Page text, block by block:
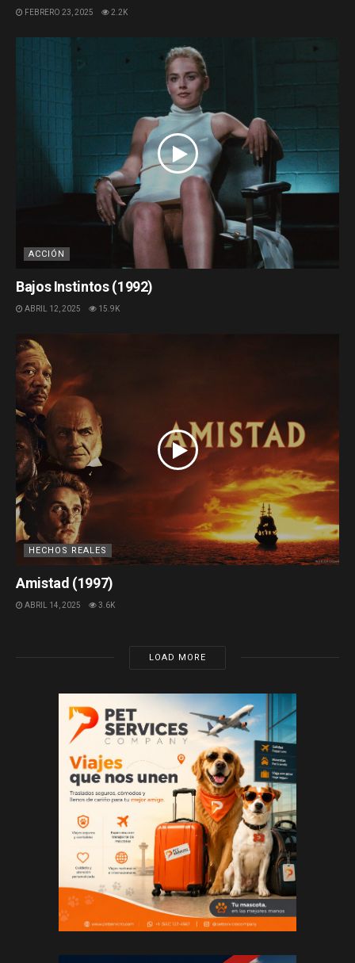
FEBRERO 23, 2025 2.2K
ACCIÓN
Bajos Instintos (1992)
ABRIL 12, 2025 15.9K
HECHOS REALES
Amistad (1997)
ABRIL 14, 2025 3.6K
LOAD MORE